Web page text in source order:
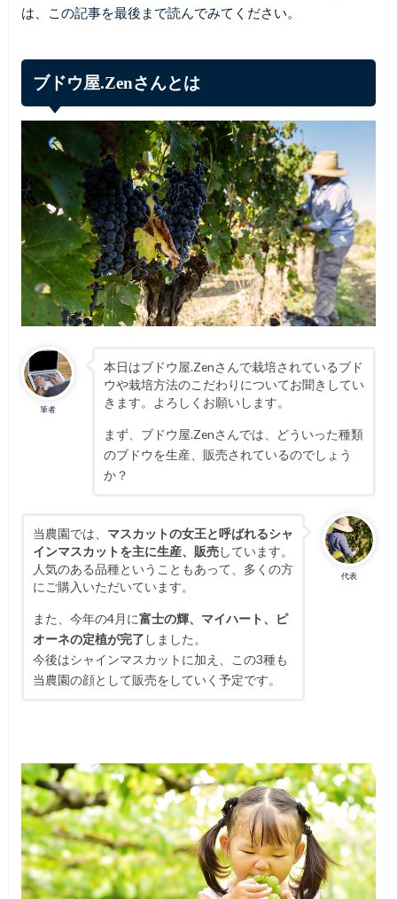
は、この記事を最後まで読んでみてください。
ブドウ屋.Zenさんとは
筆者
本日はブドウ屋.Zenさんで栽培されているブド
ウや栽培方法のこだわりについてお聞きしてい
きます。よろしくお願いします。
まず、ブドウ屋.Zenさんでは、どういった種類
のブドウを生産、販売されているのでしょう
か？
代表
当農園では、 マスカットの女王と呼ばれるシャ
インマスカットを主に生産、販売しています。
人気のある品種ということもあって、多くの方
にご購入いただいています。
また、今年の4月に富士の輝、マイハート、ピ
オーネの定植が完了 しました。
今後はシャインマスカットに加え、この3種も
当農園の顔として販売をしていく予定です。